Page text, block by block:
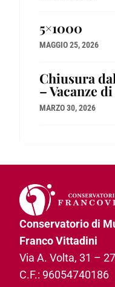
5×1000
MAGGIO 25, 2026
Chiusura
– Vacanze
MARZO 30, 2026
Conservatorio di
Franco Vittadini
Via A. Volta, 31­ –
C.F.: 96054740186­